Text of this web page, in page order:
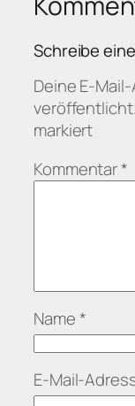
Schreibe
Deine E-
veröffentlicht.
markiert
Kommentar*
Name *
E-Mail-